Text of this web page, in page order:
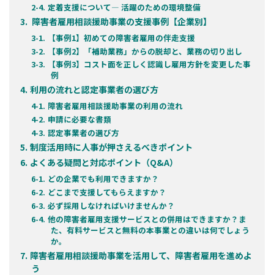
定着支援について― 活躍のための環境整備
障害者雇用相談援助事業の支援事例【企業別】
【事例1】初めての障害者雇用の伴走支援
【事例2】「補助業務」からの脱却と、業務の切り出し
【事例3】コスト面を正しく認識し雇用方針を変更した事
例
利用の流れと認定事業者の選び方
障害者雇用相談援助事業の利用の流れ
申請に必要な書類
認定事業者の選び方
制度活用時に人事が押さえるべきポイント
よくある疑問と対応ポイント（Q&A）
どの企業でも利用できますか？
どこまで支援してもらえますか？
必ず採用しなければいけませんか？
他の障害者雇用支援サービスとの併用はできますか？ま
た、有料サービスと無料の本事業との違いは何でしょう
か。
障害者雇用相談援助事業を活用して、障害者雇用を進めよ
う